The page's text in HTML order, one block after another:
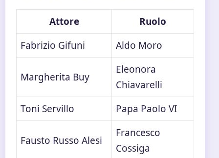
Attore
Ruolo
Fabrizio Gifuni
Aldo Moro
Margherita Buy
Eleonora
Chiavarelli
Toni Servillo
Papa Paolo VI
Fausto Russo Alesi
Francesco
Cossiga